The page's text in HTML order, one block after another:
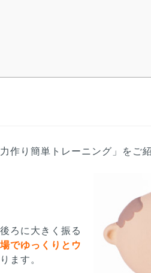
作り簡単トレーニング」をご紹
ろに大きく振る
でゆっくりとウ
ます。